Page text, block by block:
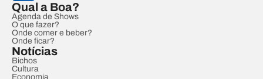
Qual a Boa?
Agenda de Shows
O que fazer?
Onde comer e beber?
Onde ficar?
Notícias
Bichos
Cultura
Economia